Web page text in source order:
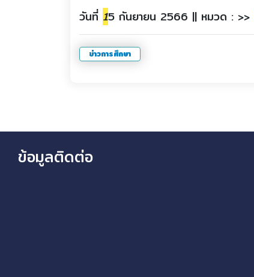
วันที่ 15 กันยายน 2566 || หมวด : >>
ข่าวการศึกษา
ข้อมูลติดต่อ